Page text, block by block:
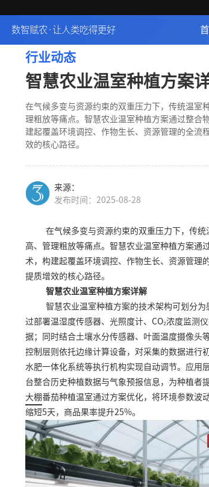
数智赋农·让人类吃得更好
行业动态
智慧农业温室种植方案
在气候多变与资源约束的双重压力下，传统温室
理粗放等痛点。智慧农业温室种植方案通过整合
建起覆盖环境调控、作物生长、资源管理的全流
效的核心路径。
来源：
发布时间：2025-08-28
在气候多变与资源约束的双重压力下，传
高、管理粗放等痛点。智慧农业温室种植方案通
术，构建起覆盖环境调控、作物生长、资源管理
提质增效的核心路径。
智慧农业温室种植方案详解
智慧农业温室种植方案的技术架构可划分
过部署温湿度传感器、光照度计、CO₂浓度监测
据；同时结合土壤水分传感器、叶面温度摄像头
控制层则依托边缘计算设备，对采集的数据进行
水肥一体化系统等执行机构实现自动调节。应用
台整合历史种植数据与气象预报信息，为种植者
大棚 番茄种植温室通过方案优化，将环境参数
缩短5天，商品果率提升25%。